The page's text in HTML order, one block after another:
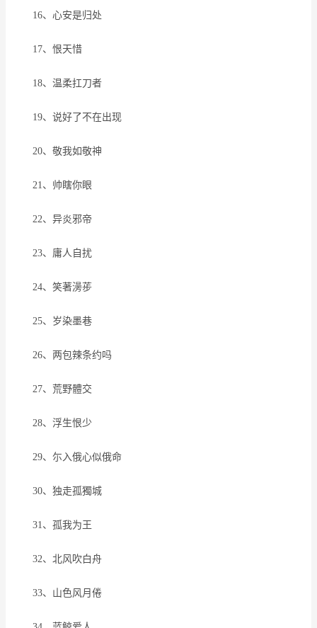
16、心安是归处
17、恨天惜
18、温柔扛刀者
19、说好了不在出现
20、敬我如敬神
21、帅瞎你眼
22、异炎邪帝
23、庸人自扰
24、笑著澷荹
25、岁染墨巷
26、两包辣条约吗
27、荒野體交
28、浮生恨少
29、尓入俄心似俄命
30、独走孤獨城
31、孤我为王
32、北风吹白舟
33、山色风月倦